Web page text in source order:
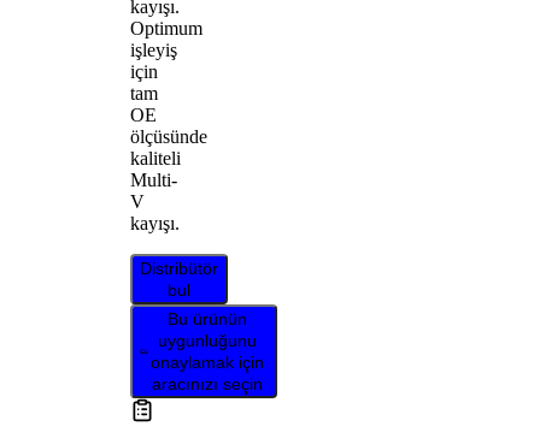
kayışı.
Optimum
işleyiş
için
tam
OE
ölçüsünde
kaliteli
Multi-
V
kayışı.
Distribütör
bul
Bu ürünün
uygunluğunu
onaylamak için
aracınızı seçin